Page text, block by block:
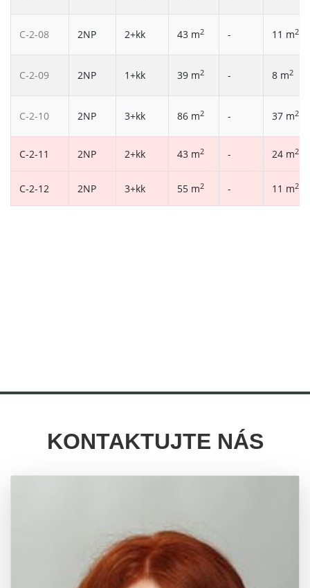
C-2-08 2NP 2+kk 43 m2 - 11 m2
C-2-09 2NP 1+kk 39 m2 - 8 m2
C-2-10 2NP 3+kk 86 m2 - 37 m2
C-2-11 2NP 2+kk 43 m2 - 24 m2
C-2-12 2NP 3+kk 55 m2 - 11 m2
KONTAKTUJTE NÁS